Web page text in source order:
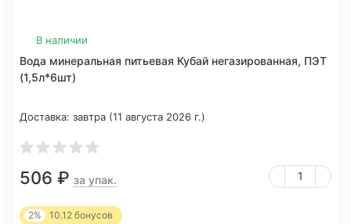
В наличии
Вода минеральная питьевая Кубай негазированная, ПЭТ
(1,5л*6шт)
Доставка: завтра (11 августа 2026 г.)
506 ₽ за упак.
2% 10.12 бонусов